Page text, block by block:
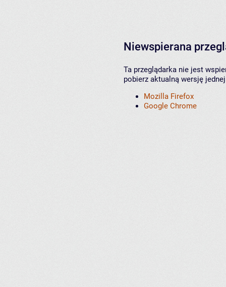
Niewspierana
Ta przeglądarka nie jest
pobierz aktualną wersję
Mozilla Firefox
Google Chrome